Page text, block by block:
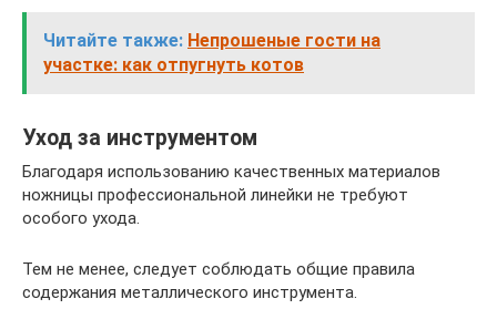
Читайте также: Непрошеные гости на
участке: как отпугнуть котов
Уход за инструментом
Благодаря использованию качественных материалов
ножницы профессиональной линейки не требуют
особого ухода.
Тем не менее, следует соблюдать общие правила
содержания металлического инструмента.